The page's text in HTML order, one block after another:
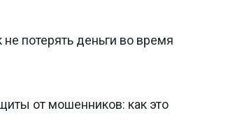
потерять деньги во время
от мошенников: как это